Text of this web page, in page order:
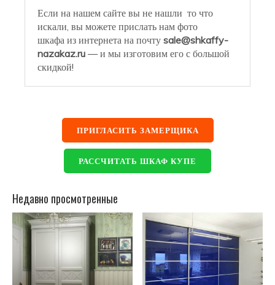
Если на нашем сайте вы не нашли то что
искали, вы можете прислать нам фото
шкафа из интернета на почту sale@shkaffy-
nazakaz.ru — и мы изготовим его с большой
скидкой!
ПРИГЛАСИТЬ ЗАМЕРЩИКА
РАССЧИТАТЬ ШКАФ КУПЕ
Недавно просмотренные